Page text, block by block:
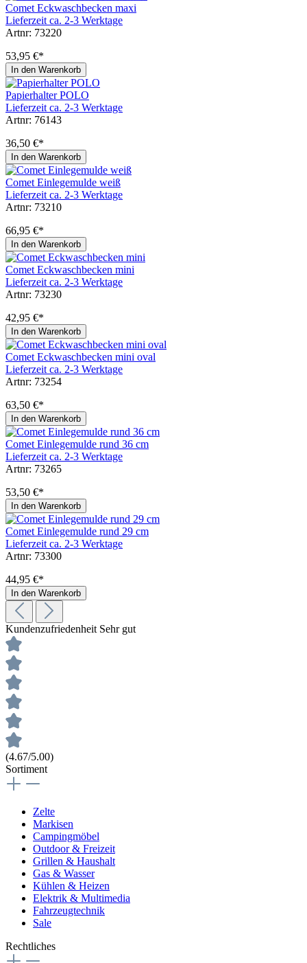
Comet Eckwaschbecken maxi
Lieferzeit ca. 2-3 Werktage
Artnr: 73220
53,95 €*
In den Warenkorb
Papierhalter POLO
Lieferzeit ca. 2-3 Werktage
Artnr: 76143
36,50 €*
In den Warenkorb
Comet Einlegemulde weiß
Lieferzeit ca. 2-3 Werktage
Artnr: 73210
66,95 €*
In den Warenkorb
Comet Eckwaschbecken mini
Lieferzeit ca. 2-3 Werktage
Artnr: 73230
42,95 €*
In den Warenkorb
Comet Eckwaschbecken mini oval
Lieferzeit ca. 2-3 Werktage
Artnr: 73254
63,50 €*
In den Warenkorb
Comet Einlegemulde rund 36 cm
Lieferzeit ca. 2-3 Werktage
Artnr: 73265
53,50 €*
In den Warenkorb
Comet Einlegemulde rund 29 cm
Lieferzeit ca. 2-3 Werktage
Artnr: 73300
44,95 €*
In den Warenkorb
Kundenzufriedenheit Sehr gut
(4.67/5.00)
Sortiment
Zelte
Markisen
Campingmöbel
Outdoor & Freizeit
Grillen & Haushalt
Gas & Wasser
Kühlen & Heizen
Elektrik & Multimedia
Fahrzeugtechnik
Sale
Rechtliches